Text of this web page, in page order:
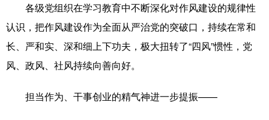
各级党组织在学习教育中不断深化对作风建设的规律性
认识，把作风建设作为全面从严治党的突破口，持续在常和
长、严和实、深和细上下功夫，极大扭转了“四风”惯性，党
风、政风、社风持续向善向好。
担当作为、干事创业的精气神进一步提振——